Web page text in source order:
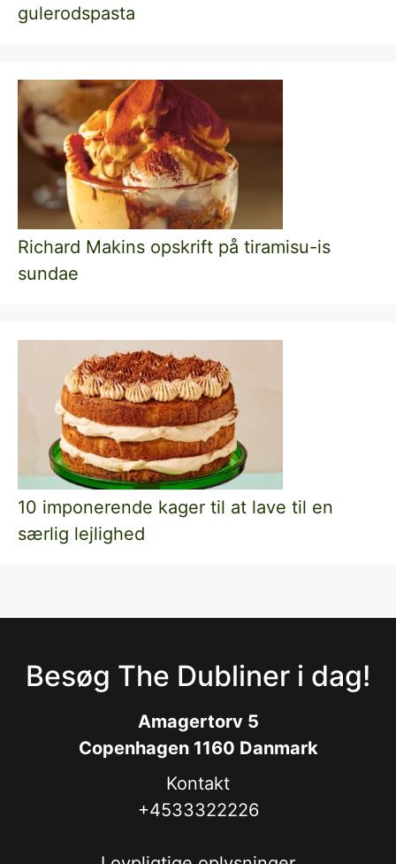
gulerodspasta
Richard Makins opskrift på tiramisu-is
sundae
10 imponerende kager til at lave til en
særlig lejlighed
Besøg The Dubliner i dag!
Amagertorv 5
Copenhagen 1160 Danmark
Kontakt
+4533322226